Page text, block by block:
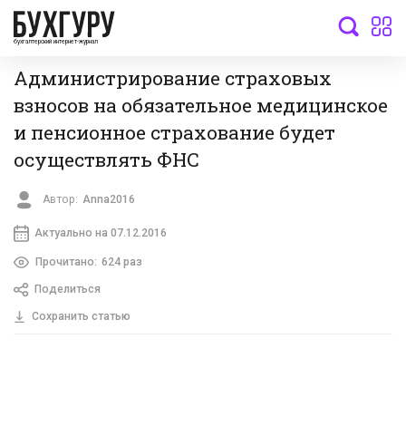
бухгалтерский интернет-журнал
Администрирование страховых
взносов на обязательное медицинское
и пенсионное страхование будет
осуществлять ФНС
Автор: Anna2016
Актуально на 07.12.2016
Прочитано: 624 раз
Поделиться
Сохранить статью